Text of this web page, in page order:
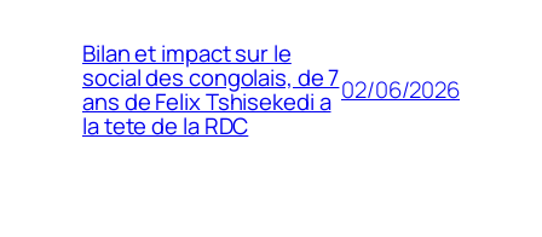
Bilan et impact sur le
social des congolais, de 7
ans de Felix Tshisekedi a
la tete de la RDC
02/06/2026